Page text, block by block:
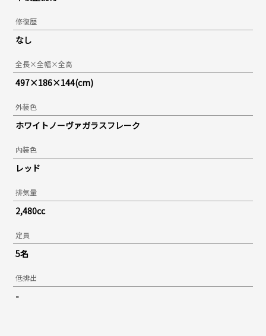
修復歴
なし
全長×全幅×全高
497×186×144(cm)
外装色
ホワイトノーヴァガラスフレーク
内装色
レッド
排気量
2,480cc
定員
5名
低排出
-